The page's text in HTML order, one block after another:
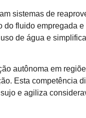
sistemas de
do fluido empregada
de água e
autônoma em
Esta competência
e agiliza